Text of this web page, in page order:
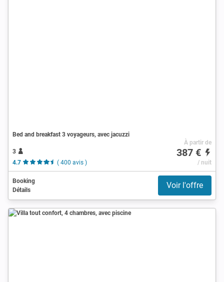
Bed and breakfast 3 voyageurs, avec jacuzzi
3
4.7
( 400 avis )
À partir de
387 €
/ nuit
Booking
Détails
Voir l'offre